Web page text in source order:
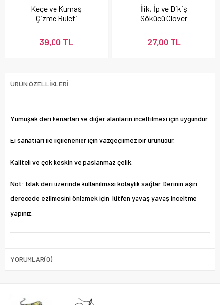
Keçe ve Kumaş
Çizme Ruleti
39,00 TL
İlik, İp ve Dikiş
Sökücü Clover
27,00 TL
ÜRÜN ÖZELLIKLERI
Yumuşak deri kenarları ve diğer alanların inceltilmesi için uygundur.
El sanatları ile ilgilenenler için vazgeçilmez bir ürünüdür.
Kaliteli ve çok keskin ve paslanmaz çelik.
Not: Islak deri üzerinde kullanılması kolaylık sağlar. Derinin aşırı
derecede ezilmesini önlemek için, lütfen yavaş yavaş inceltme
yapınız.
YORUMLAR(0)